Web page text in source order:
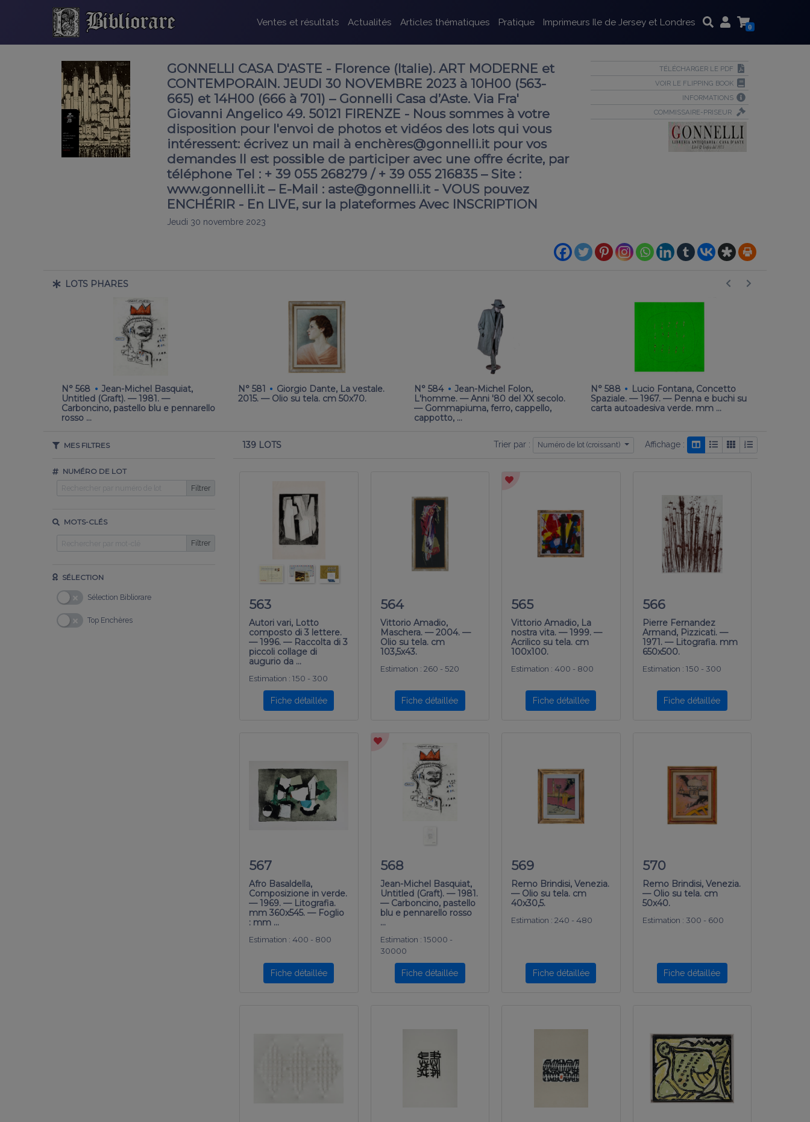
Ventes et résultats Actualités Articles thématiques Pratique Imprimeurs Ile de Jersey et Londres 0
GONNELLI CASA D'ASTE - Florence (Italie). ART MODERNE et
CONTEMPORAIN. JEUDI 30 NOVEMBRE 2023 à 10H00 (563-
665) et 14H00 (666 à 701) – Gonnelli Casa d’Aste. Via Fra'
Giovanni Angelico 49. 50121 FIRENZE - Nous sommes à votre
disposition pour l'envoi de photos et vidéos des lots qui vous
intéressent: écrivez un mail à enchères@gonnelli.it pour vos
demandes Il est possible de participer avec une offre écrite, par
téléphone Tel : + 39 055 268279 / + 39 055 216835 – Site :
www.gonnelli.it – E-Mail : aste@gonnelli.it - VOUS pouvez
ENCHÉRIR - En LIVE, sur la plateformes Avec INSCRIPTION
Jeudi 30 novembre 2023
TÉLÉCHARGER LE PDF
VOIR LE FLIPPING BOOK
INFORMATIONS
COMMISSAIRE-PRISEUR
LOTS PHARES
N° 568 · Jean-Michel Basquiat,
Untitled (Graft). — 1981. —
Carboncino, pastello blu e pennarello
rosso …
N° 581 · Giorgio Dante, La vestale.
2015. — Olio su tela. cm 50x70.
N° 584 · Jean-Michel Folon,
L'homme. — Anni '80 del XX secolo.
— Gommapiuma, ferro, cappello,
cappotto, …
N° 588 · Lucio Fontana, Concetto
Spaziale. — 1967. — Penna e buchi su
carta autoadesiva verde. mm …
MES FILTRES
NUMÉRO DE LOT
Filtrer
MOTS-CLÉS
Filtrer
SÉLECTION
Sélection Bibliorare
Top Enchères
139 LOTS Trier par : Numéro de lot (croissant) Affichage :
563
Autori vari, Lotto
composto di 3 lettere.
— 1996. — Raccolta di 3
piccoli collage di
augurio da …
Estimation : 150 - 300
Fiche détaillée
564
Vittorio Amadio,
Maschera. — 2004. —
Olio su tela. cm
103,5x43.
Estimation : 260 - 520
Fiche détaillée
565
Vittorio Amadio, La
nostra vita. — 1999. —
Acrilico su tela. cm
100x100.
Estimation : 400 - 800
Fiche détaillée
566
Pierre Fernandez
Armand, Pizzicati. —
1971. — Litografia. mm
650x500.
Estimation : 150 - 300
Fiche détaillée
567
Afro Basaldella,
Composizione in verde.
— 1969. — Litografia.
mm 360x545. — Foglio
: mm …
Estimation : 400 - 800
Fiche détaillée
568
Jean-Michel Basquiat,
Untitled (Graft). — 1981.
— Carboncino, pastello
blu e pennarello rosso
…
Estimation : 15000 -
30000
Fiche détaillée
569
Remo Brindisi, Venezia.
— Olio su tela. cm
40x30,5.
Estimation : 240 - 480
Fiche détaillée
570
Remo Brindisi, Venezia.
— Olio su tela. cm
50x40.
Estimation : 300 - 600
Fiche détaillée